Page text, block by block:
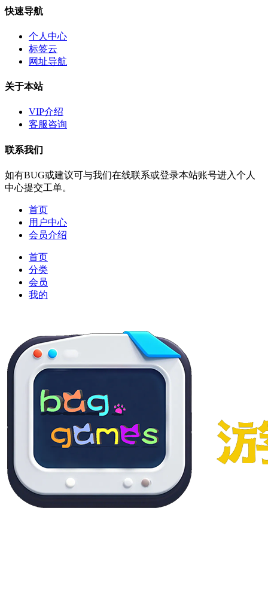
快速导航
个人中心
标签云
网址导航
关于本站
VIP介绍
客服咨询
联系我们
如有BUG或建议可与我们在线联系或登录本站账号进入个人
中心提交工单。
首页
用户中心
会员介绍
首页
分类
会员
我的